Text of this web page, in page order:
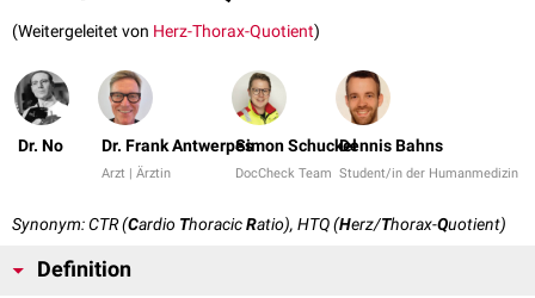
(Weitergeleitet von Herz-Thorax-Quotient)
Dr. No Dr. Frank Antwerpes
Arzt | Ärztin
Simon Schuckel
DocCheck Team
Dennis Bahns
Student/in der Humanmedizin
Synonym: CTR (Cardio ThoracicRatio), HTQ (Herz/Thorax-Quotient)
Definition